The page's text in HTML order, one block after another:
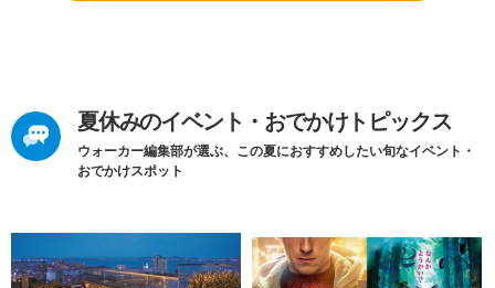
夏休みのイベント・おでかけトピックス
ウォーカー編集部が選ぶ、この夏におすすめしたい旬なイベント・
おでかけスポット